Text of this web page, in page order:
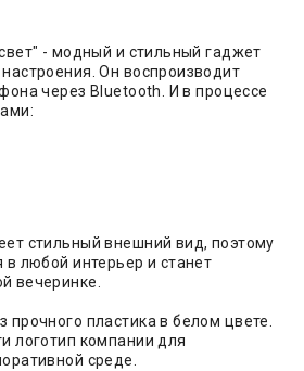
- модный и стильный гаджет
Он воспроизводит
через Bluetooth. И в процессе
стильный внешний вид, поэтому
в любой интерьер и станет
вечеринке.
прочного пластика в белом цвете.
логотип компании для
среде.